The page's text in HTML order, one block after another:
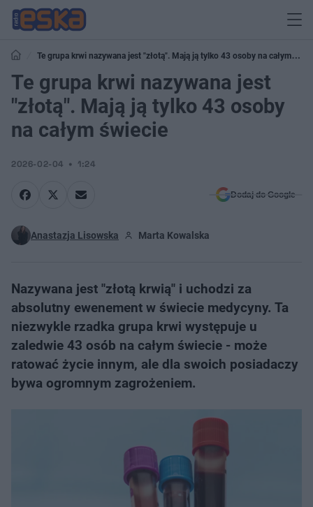
Te grupa krwi nazywana jest "złotą". Mają ją tylko 43 osoby na całym
świecie
Te grupa krwi nazywana jest
"złotą". Mają ją tylko 43 osoby
na całym świecie
2026-02-04 1:24
Dodaj do Google
Anastazja Lisowska Marta Kowalska
Nazywana jest "złotą krwią" i uchodzi za
absolutny ewenement w świecie medycyny. Ta
niezwykle rzadka grupa krwi występuje u
zaledwie 43 osób na całym świecie - może
ratować życie innym, ale dla swoich posiadaczy
bywa ogromnym zagrożeniem.